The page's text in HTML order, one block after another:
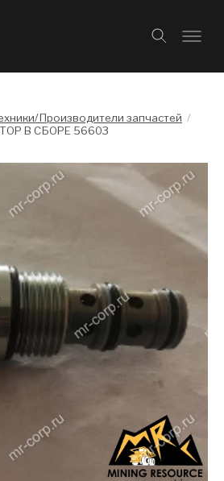
Производители запчастей /
В СБОРЕ 56603